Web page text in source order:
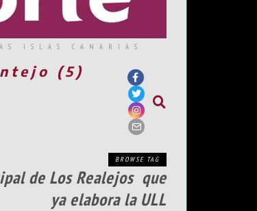
ISLAS CANARIAS
(5)
BROWSE TAG
de Los Realejos que
ya elabora la ULL